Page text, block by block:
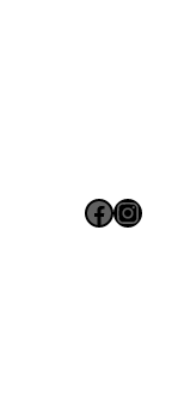
Facebook Instagram